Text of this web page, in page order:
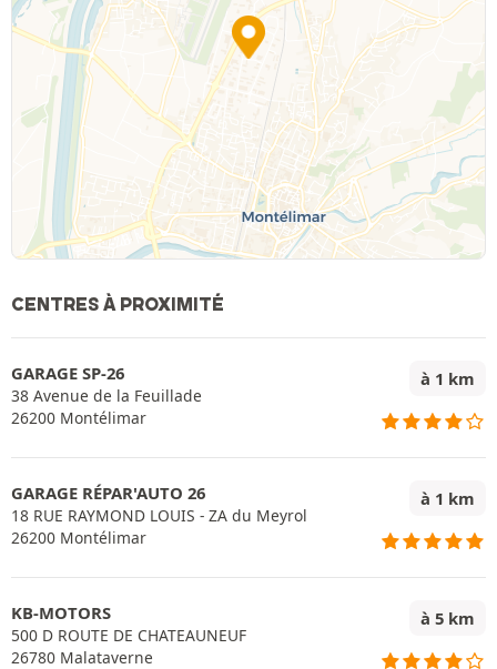
CENTRES À PROXIMITÉ
GARAGE SP-26
38 Avenue de la Feuillade
26200 Montélimar
à 1 km
GARAGE RÉPAR'AUTO 26
18 RUE RAYMOND LOUIS - ZA du Meyrol
26200 Montélimar
à 1 km
KB-MOTORS
500 D ROUTE DE CHATEAUNEUF
26780 Malataverne
à 5 km